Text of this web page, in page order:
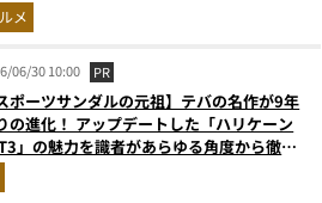
メ
06/30 10:00 PR
ポーツサンダルの元祖】テバの名作が9年
の進化！ アップデートした「ハリケーン
」の魅力を識者があらゆる角度から徹底